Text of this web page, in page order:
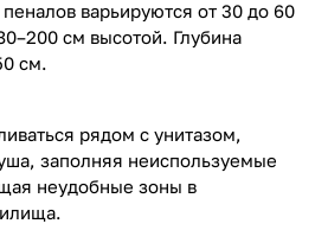
варьируются от 30 до 60
см высотой. Глубина
см.
рядом с унитазом,
заполняя неиспользуемые
неудобные зоны в